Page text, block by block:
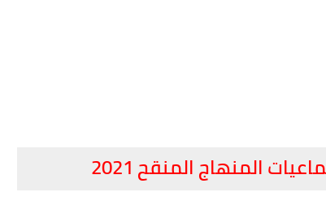
المنهاج المنقح 2021